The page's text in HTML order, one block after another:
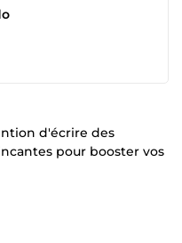
d'écrire des
pour booster vos